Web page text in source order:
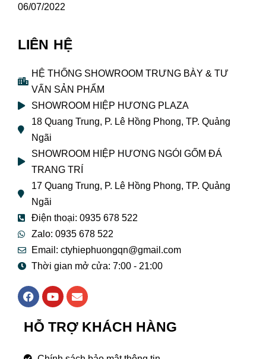
06/07/2022
LIÊN HỆ
HỆ THỐNG SHOWROOM TRƯNG BÀY & TƯ
VẤN SẢN PHẨM
SHOWROOM HIỆP HƯƠNG PLAZA
18 Quang Trung, P. Lê Hồng Phong, TP. Quảng
Ngãi
SHOWROOM HIỆP HƯƠNG NGÓI GỐM ĐÁ
TRANG TRÍ
17 Quang Trung, P. Lê Hồng Phong, TP. Quảng
Ngãi
Điện thoại: 0935 678 522
Zalo: 0935 678 522
Email: ctyhiephuongqn@gmail.com
Thời gian mở cửa: 7:00 - 21:00
F
a
e
b
o
Y
o
t
u
e
E
n
e
p
HỖ TRỢ KHÁCH HÀNG